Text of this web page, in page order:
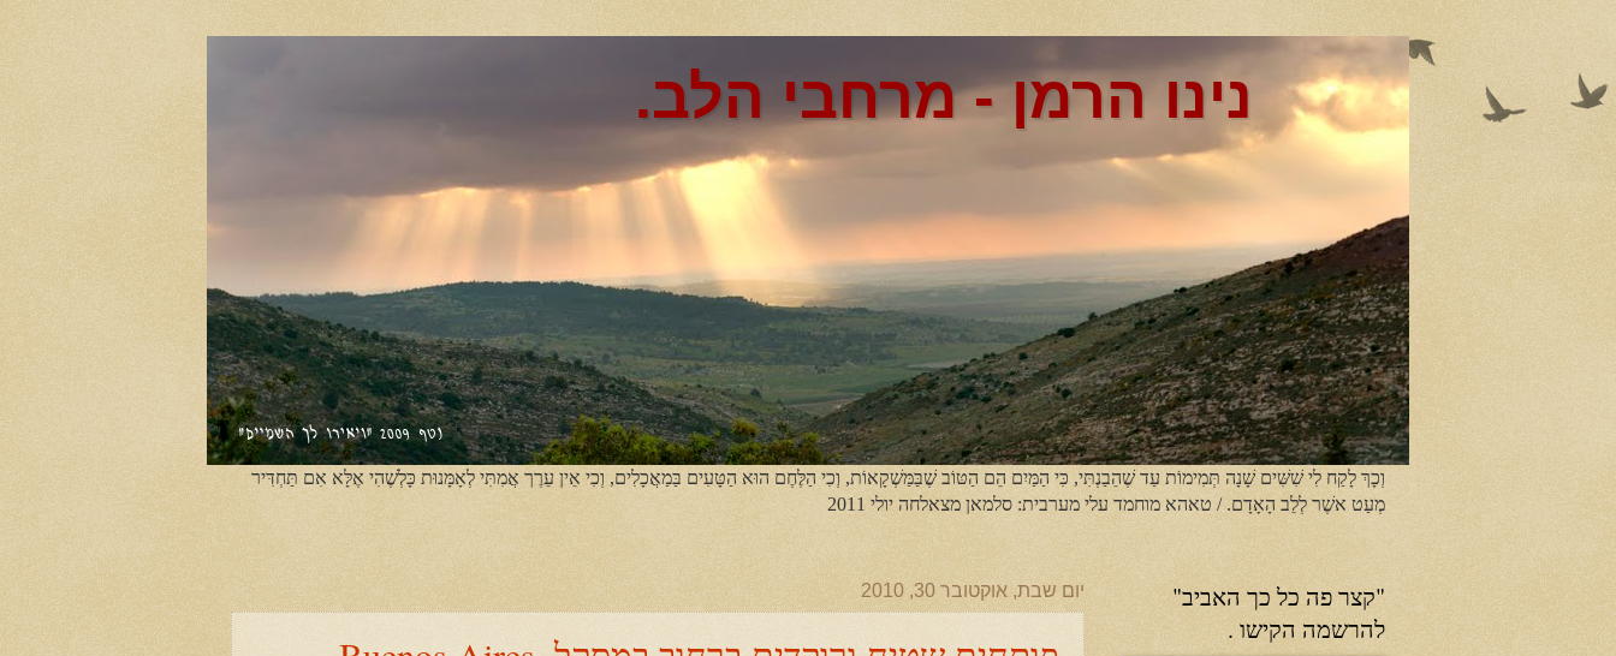
נינו הרמן - מרחבי הלב.
וְכָךְ לָקַח לִי שִׁשִּׁים שָׁנָה תְּמִימוֹת עַד שֶׁהֵבַנְתִּי, כִּי הַמַּיִם הֵם הַטּוֹב שֶׁבַּמַּשְׁקָאוֹת, וְכִי הַלֶּחֶם הוּא הַטָּעִים בַּמַאֲכָלִים, וְכִי אֵין עֵרֶך אֲמִתִּי לְאָמָּנוּת כָּלְשֶׁהִי אֶלָּא אִם תַּחְדִּיר
מְעַט אשֶׁר לְלֵב הָאָדָם. / טאהא מוחמד עלי מערבית: סלמאן מצאלחה יולי 2011
יום שבת, אוקטובר 30, 2010
"קצר פה כל כך האביב"
להרשמה הקישו .